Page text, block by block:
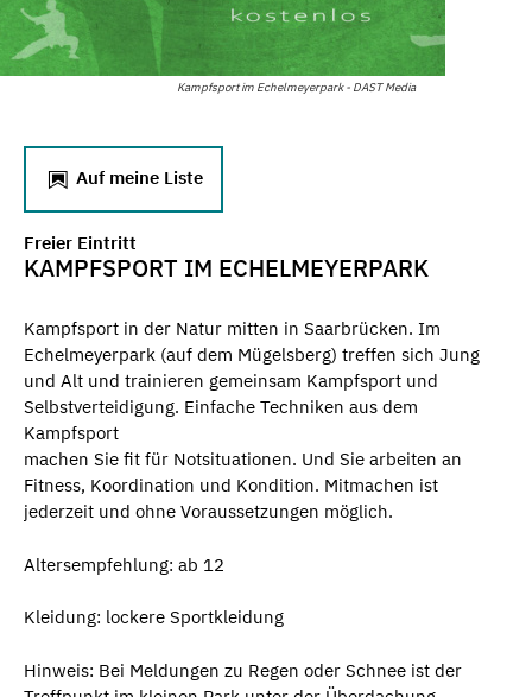
Kampfsport im Echelmeyerpark - DAST Media
Auf meine Liste
Freier Eintritt
KAMPFSPORT IM ECHELMEYERPARK
Kampfsport in der Natur mitten in Saarbrücken. Im
Echelmeyerpark (auf dem Mügelsberg) treffen sich Jung
und Alt und trainieren gemeinsam Kampfsport und
Selbstverteidigung. Einfache Techniken aus dem
Kampfsport
machen Sie fit für Notsituationen. Und Sie arbeiten an
Fitness, Koordination und Kondition. Mitmachen ist
jederzeit und ohne Voraussetzungen möglich.
Altersempfehlung: ab 12
Kleidung: lockere Sportkleidung
Hinweis: Bei Meldungen zu Regen oder Schnee ist der